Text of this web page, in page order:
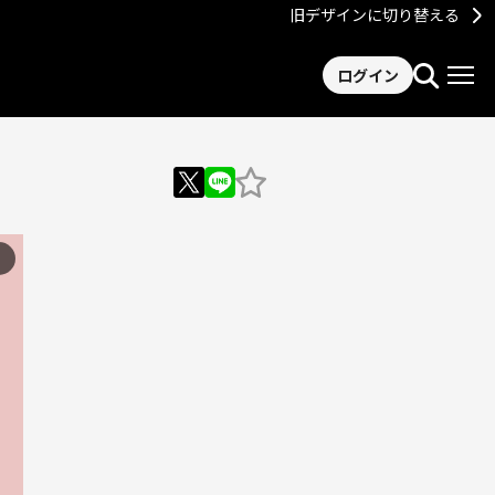
旧デザインに切り替える
ログイン